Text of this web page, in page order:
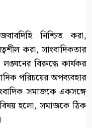
নিশ্চিত করা,
করা, সাংবাদিকতার
বিরুদ্ধে কার্যকর
পরিচয়ের অপব্যবহার
সমাজকে একসঙ্গে
হলো, সমাজকে ঠিক